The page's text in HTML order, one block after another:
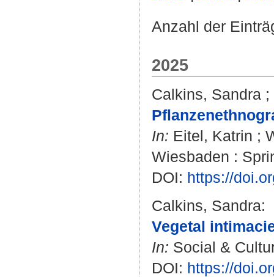
Anzahl der
2025
Calkins, Sandra ;
In: Eitel, Katrin ;
Wiesbaden :
DOI: https://
Calkins, Sandra:
Vegetal
In: Social &
DOI: https://